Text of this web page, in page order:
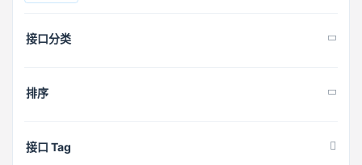
接口分类
排序
接口 Tag